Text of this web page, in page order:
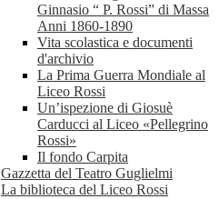
Ginnasio “ P. Rossi” di Massa
Anni 1860-1890
Vita scolastica e documenti
d'archivio
La Prima Guerra Mondiale al
Liceo Rossi
Un’ispezione di Giosuè
Carducci al Liceo «Pellegrino
Rossi»
Il fondo Carpita
Gazzetta del Teatro Guglielmi
La biblioteca del Liceo Rossi